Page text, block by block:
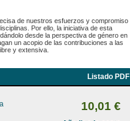
de nuestros esfuerzos y compromiso
Por ello, la iniciativa de esta
desde la perspectiva de género en
un acopio de las contribuciones a las
y extensiva.
Listado PDF
10,01 €